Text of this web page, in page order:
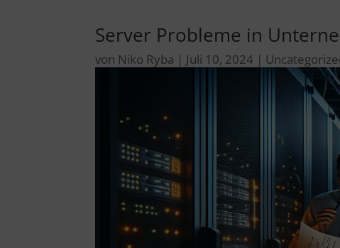
Server Probleme in
von Niko Ryba | Juli 10, 2024 |